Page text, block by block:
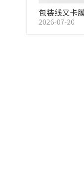
包装线又卡
测试仪，帮
2026-07-20